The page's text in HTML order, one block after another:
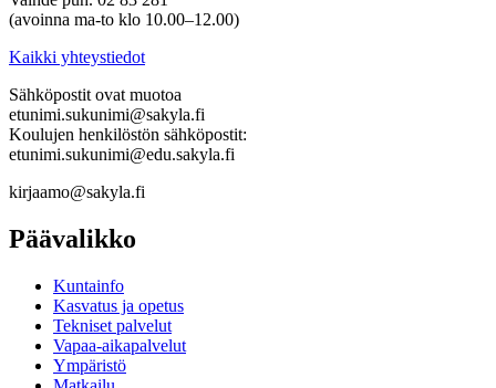
(avoinna ma-to klo 10.00–12.00)
Kaikki yhteystiedot
Sähköpostit ovat muotoa
etunimi.sukunimi@sakyla.fi
Koulujen henkilöstön sähköpostit:
etunimi.sukunimi@edu.sakyla.fi
kirjaamo@sakyla.fi
Päävalikko
Kunta­info
Kasvatus ja opetus
Tekniset palvelut
Vapaa-aika­palvelut
Ympä­ristö